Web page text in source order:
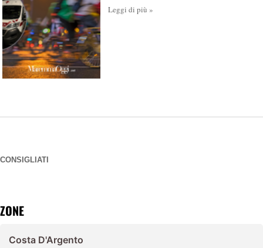
Leggi di più »
CONSIGLIATI
ZONE
Costa D'Argento